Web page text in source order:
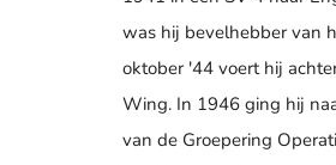
was hij bevelhebber van
oktober '44 voert hij
Wing. In 1946 ging hij
van de Groepering